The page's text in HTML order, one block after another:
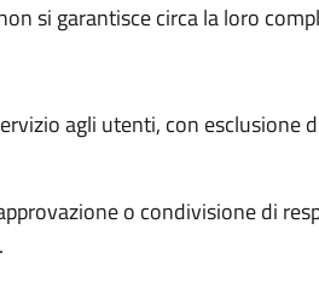
si garantisce circa la loro
agli utenti, con esclusione
o condivisione di